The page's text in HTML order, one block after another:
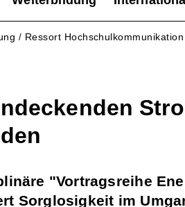
/ Ressort Hochschulkommunikation
"Vortragsreihe
Sorglosigkeit im